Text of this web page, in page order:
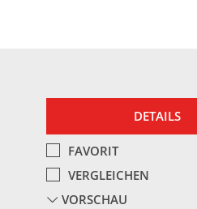
DETAILS
FAVORIT
VERGLEICHEN
VORSCHAU